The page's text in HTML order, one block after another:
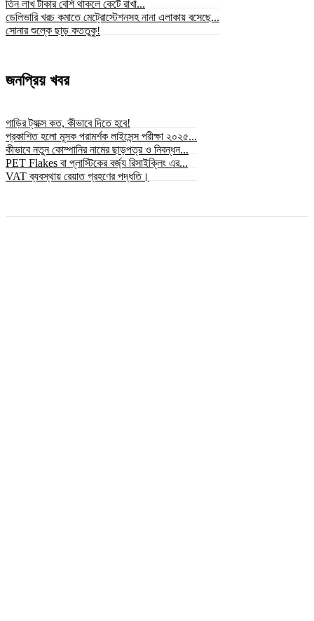
তিন লাখ টাকার বেশি থাকলে কেটে রাখা...
ডেলিভারি খরচ কমাতে মেট্রোস্টেশনসহ নানা এলাকায় বসেছে...
সোনার শুল্কে ছাড় কততুকু!
জনপ্রিয় খবর
গাড়ির ট্যাক্স কত, কীভাবে দিতে হবে!
প্রকাশিত হলো মূসক পরামর্শক লাইসেন্স পরীক্ষা ২০২৫...
কীভাবে নতুন কোম্পানির নামের ছাড়পত্র ও নিবন্ধন...
PET Flakes বা প্লাস্টিকের বর্জ্য রিসাইক্লিং এর...
VAT ব্যবস্থায় রেয়াত গ্রহণের পদ্ধতি।